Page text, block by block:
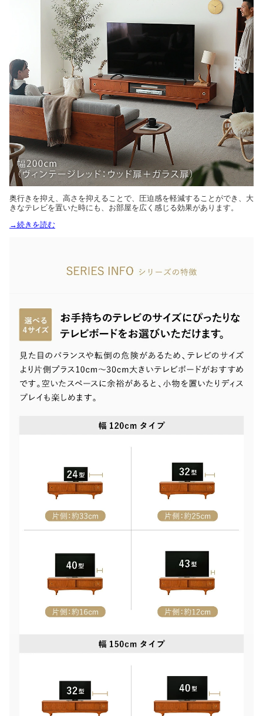
奥行きを抑え、高さを抑えることで、圧迫感を軽減することができ、大
きなテレビを置いた時にも、お部屋を広く感じる効果があります。
→続きを読む